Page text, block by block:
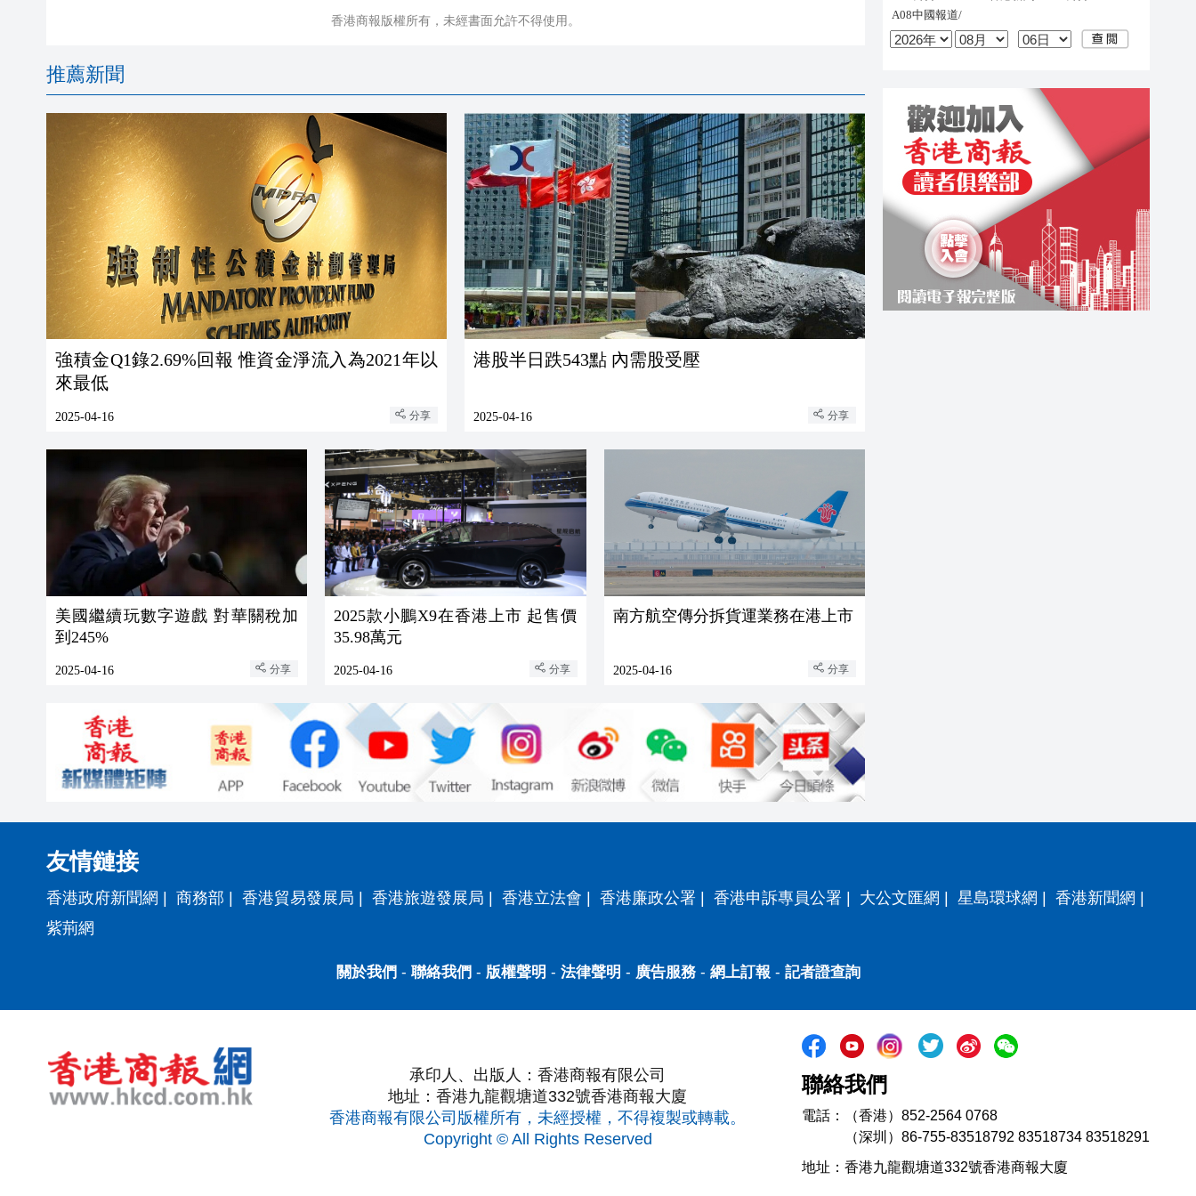
香港商報版權所有，未經書面允許不得使用。
推薦新聞
強積金Q1錄2.69%回報 惟資金淨流入為2021年以
來最低
2025-04-16 分享
港股半日跌543點 內需股受壓
2025-04-16 分享
美國繼續玩數字遊戲 對華關稅加
到245%
2025-04-16 分享
2025款小鵬X9在香港上市 起售價
35.98萬元
2025-04-16 分享
南方航空傳分拆貨運業務在港上市
2025-04-16 分享
友情鏈接
香港政府新聞網 | 商務部 | 香港貿易發展局 | 香港旅遊發展局 | 香港立法會 | 香港廉政公署 | 香港申訴專員公署 | 大公文匯網 | 星島環球網 | 香港新聞網 |
紫荊網
關於我們 - 聯絡我們 - 版權聲明 - 法律聲明 - 廣告服務- 網上訂報 - 記者證查詢
承印人、出版人：香港商報有限公司
地址：香港九龍觀塘道332號香港商報大廈
香港商報有限公司版權所有，未經授權，不得複製或轉載。
Copyright © All Rights Reserved
聯絡我們
電話：（香港）852-2564 0768
（深圳）86-755-83518792 83518734 83518291
地址：香港九龍觀塘道332號香港商報大廈